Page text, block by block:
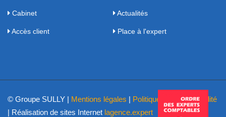
Cabinet Actualités
Accès client Place à l'expert
© Groupe SULLY | Mentions légales | Politique de confidentialité
| Réalisation de sites Internet lagence.expert